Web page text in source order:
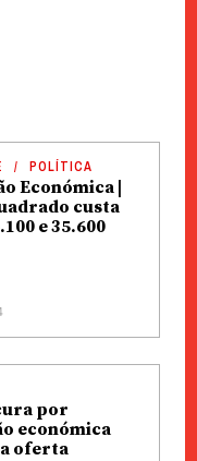
POLÍTICA
Económica |
custa
e 35.600
por
económica
oferta